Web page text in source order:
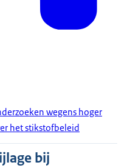
wegens hoger
het stikstofbeleid
bij